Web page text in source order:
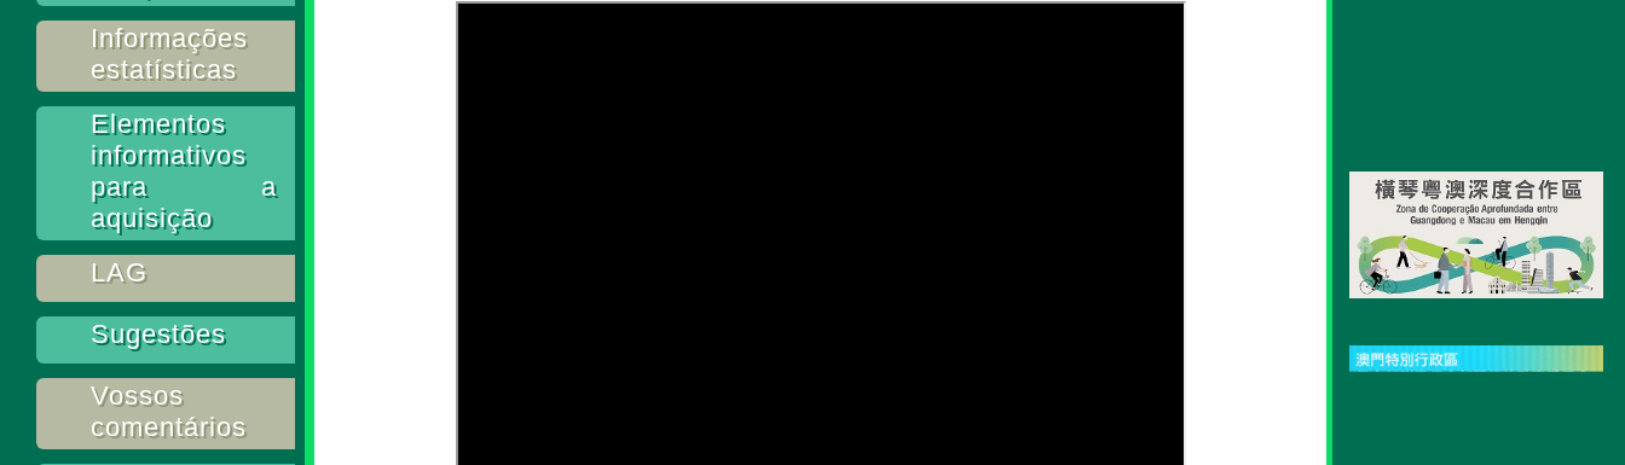
Informações
estatísticas
Elementos
informativos
para a
aquisição
LAG
Sugestões
Vossos
comentários